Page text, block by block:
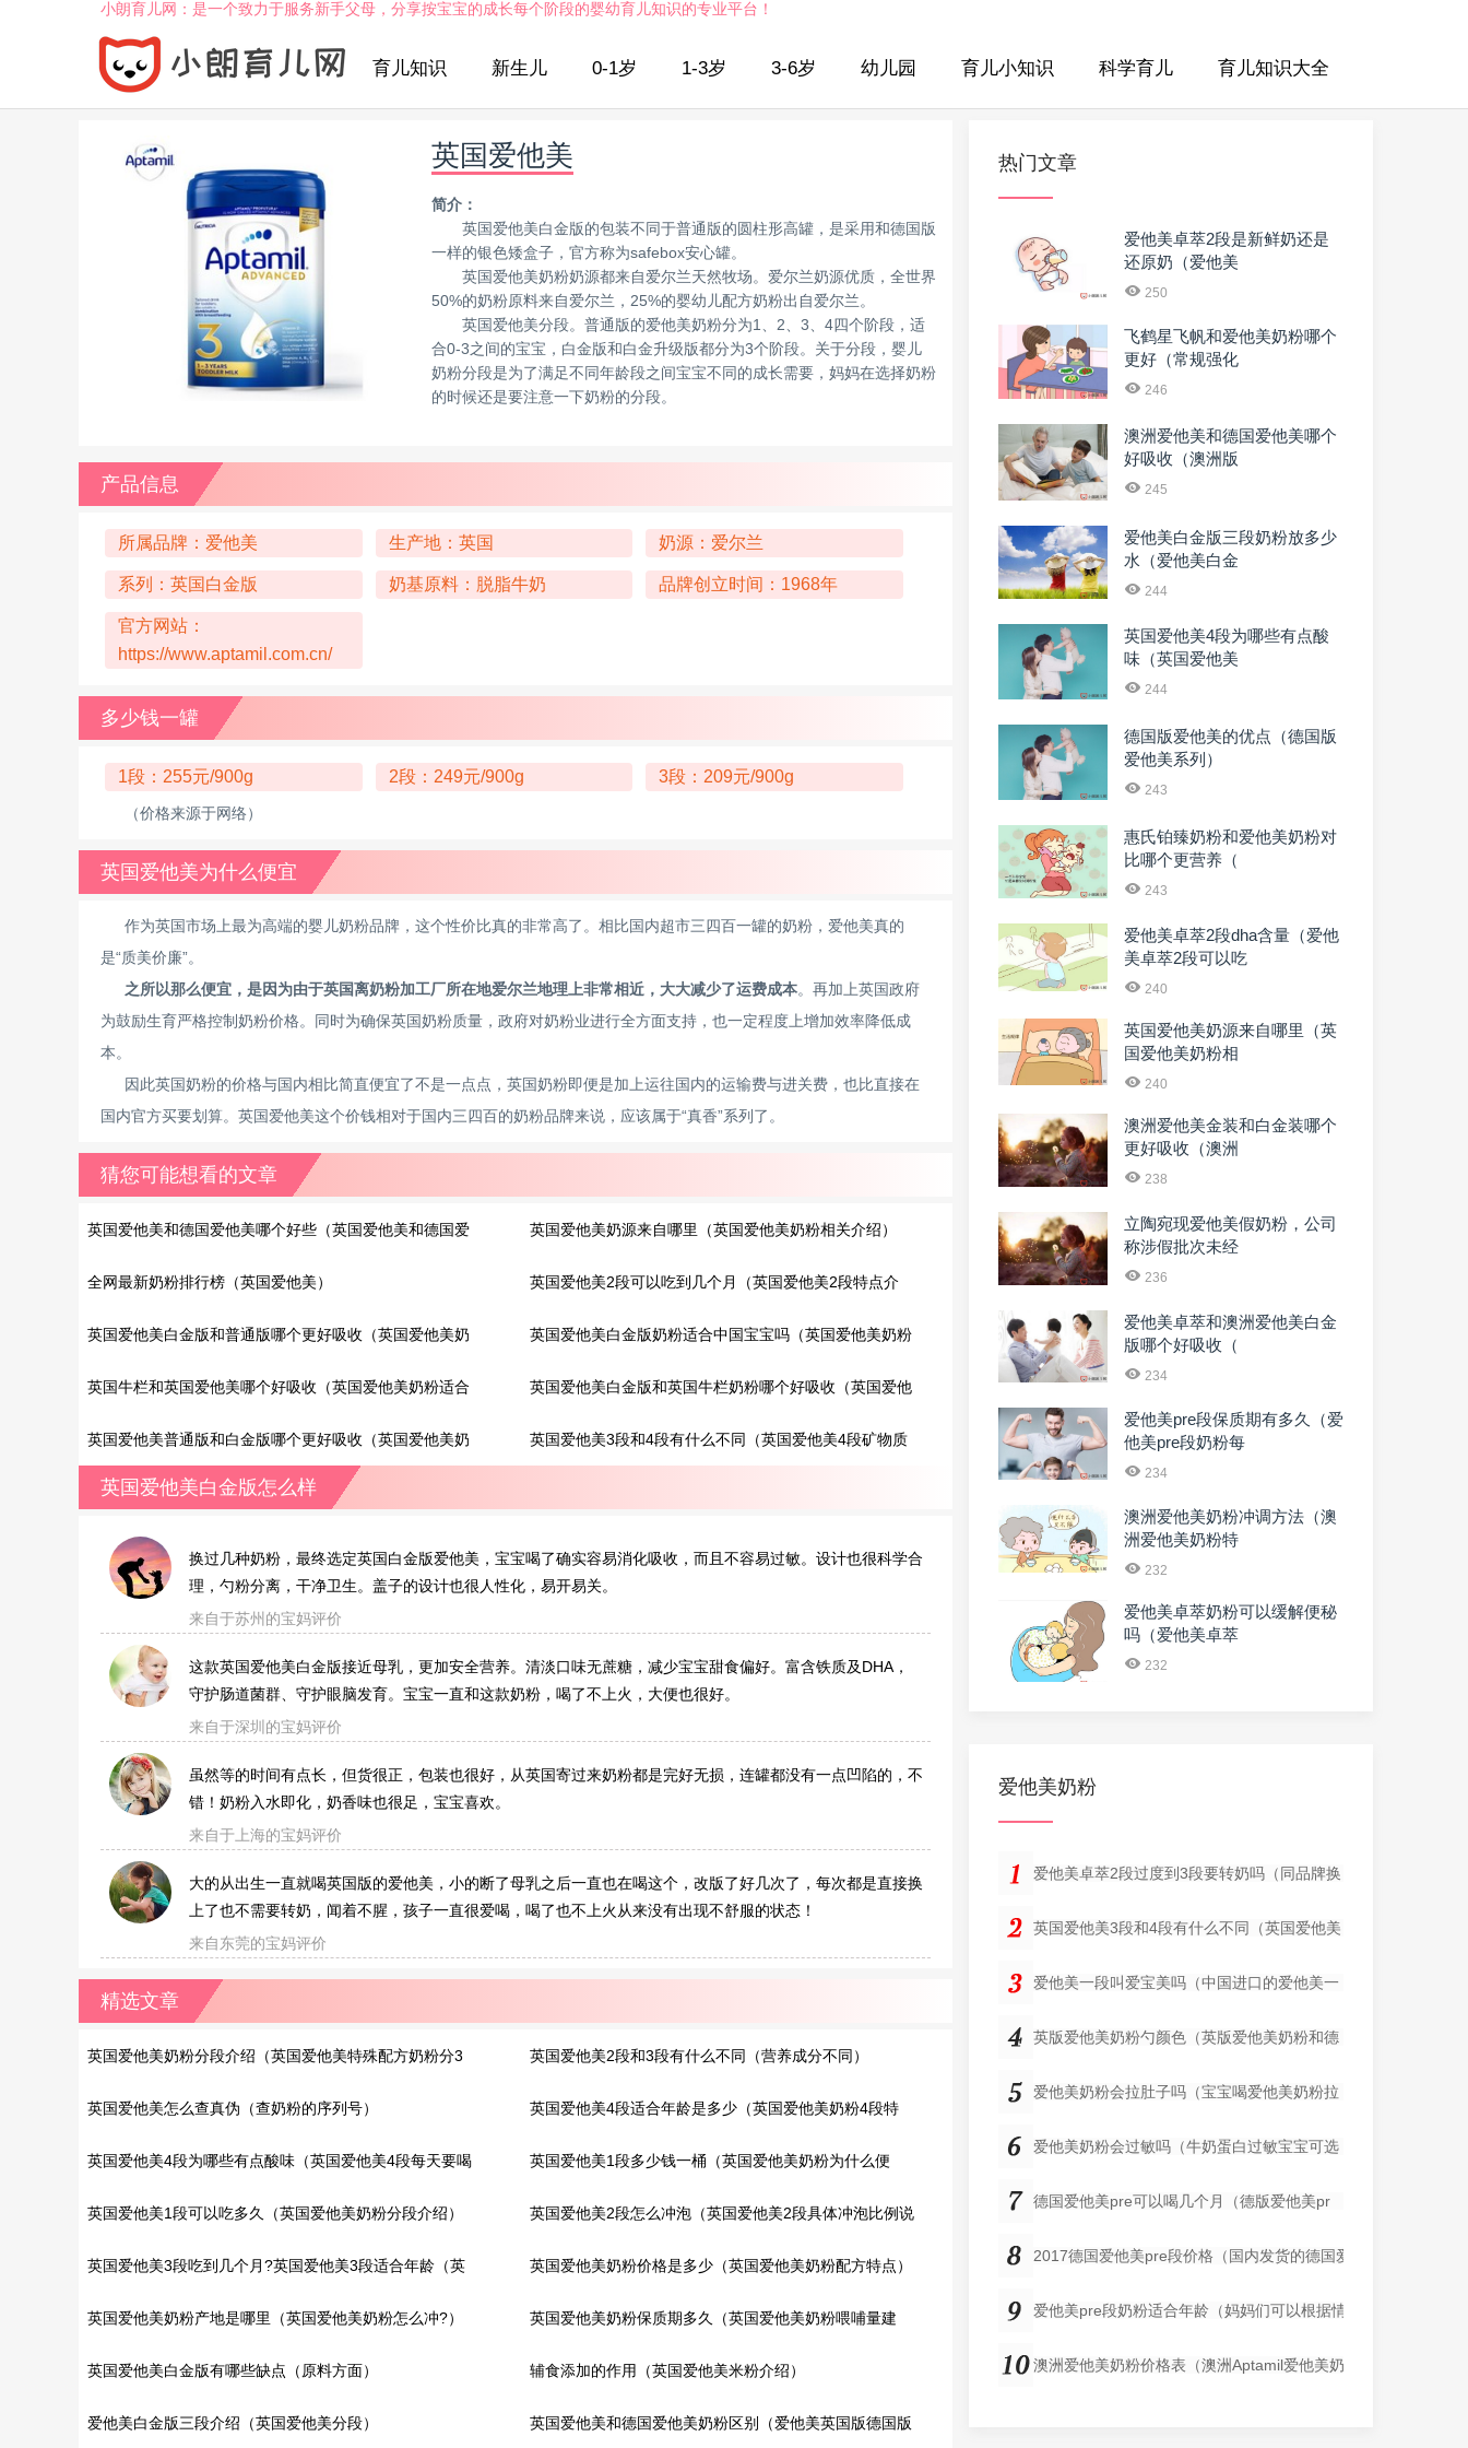
小朗育儿网：是一个致力于服务新手父母，分享按宝宝的成长每个阶段的婴幼育儿知识的专业平台！
育儿知识 新生儿 0-1岁 1-3岁 3-6岁 幼儿园 育儿小知识 科学育儿 育儿知识大全
英国爱他美
简介：
英国爱他美白金版的包装不同于普通版的圆柱形高罐，是采用和德国版
一样的银色矮盒子，官方称为safebox安心罐。
英国爱他美奶粉奶源都来自爱尔兰天然牧场。爱尔兰奶源优质，全世界
50%的奶粉原料来自爱尔兰，25%的婴幼儿配方奶粉出自爱尔兰。
英国爱他美分段。普通版的爱他美奶粉分为1、2、3、4四个阶段，适
合0-3之间的宝宝，白金版和白金升级版都分为3个阶段。关于分段，婴儿
奶粉分段是为了满足不同年龄段之间宝宝不同的成长需要，妈妈在选择奶粉
的时候还是要注意一下奶粉的分段。
产品信息
所属品牌：爱他美 生产地：英国 奶源：爱尔兰
系列：英国白金版 奶基原料：脱脂牛奶 品牌创立时间：1968年
官方网站：
https://www.aptamil.com.cn/
多少钱一罐
1段：255元/900g 2段：249元/900g 3段：209元/900g
（价格来源于网络）
英国爱他美为什么便宜
作为英国市场上最为高端的婴儿奶粉品牌，这个性价比真的非常高了。相比国内超市三四百一罐的奶粉，爱他美真的
是“质美价廉”。
之所以那么便宜，是因为由于英国离奶粉加工厂所在地爱尔兰地理上非常相近，大大减少了运费成本。再加上英国政府
为鼓励生育严格控制奶粉价格。同时为确保英国奶粉质量，政府对奶粉业进行全方面支持，也一定程度上增加效率降低成
本。
因此英国奶粉的价格与国内相比简直便宜了不是一点点，英国奶粉即便是加上运往国内的运输费与进关费，也比直接在
国内官方买要划算。英国爱他美这个价钱相对于国内三四百的奶粉品牌来说，应该属于“真香”系列了。
猜您可能想看的文章
英国爱他美和德国爱他美哪个好些（英国爱他美和德国爱
他美哪个好些?看口味）
英国爱他美奶源来自哪里（英国爱他美奶粉相关介绍）
全网最新奶粉排行榜（英国爱他美） 英国爱他美2段可以吃到几个月（英国爱他美2段特点介
绍）
英国爱他美白金版和普通版哪个更好吸收（英国爱他美奶
粉产地是哪里?）
英国爱他美白金版奶粉适合中国宝宝吗（英国爱他美奶粉
保质期多久?）
英国牛栏和英国爱他美哪个好吸收（英国爱他美奶粉适合
中国宝宝吗?）
英国爱他美白金版和英国牛栏奶粉哪个好吸收（英国爱他
美奶粉产地是哪里?）
英国爱他美普通版和白金版哪个更好吸收（英国爱他美奶
粉保质期多久?）
英国爱他美3段和4段有什么不同（英国爱他美4段矿物质
英国爱他美白金版怎么样
换过几种奶粉，最终选定英国白金版爱他美，宝宝喝了确实容易消化吸收，而且不容易过敏。设计也很科学合
理，勺粉分离，干净卫生。盖子的设计也很人性化，易开易关。
来自于苏州的宝妈评价
这款英国爱他美白金版接近母乳，更加安全营养。清淡口味无蔗糖，减少宝宝甜食偏好。富含铁质及DHA，
守护肠道菌群、守护眼脑发育。宝宝一直和这款奶粉，喝了不上火，大便也很好。
来自于深圳的宝妈评价
虽然等的时间有点长，但货很正，包装也很好，从英国寄过来奶粉都是完好无损，连罐都没有一点凹陷的，不
错！奶粉入水即化，奶香味也很足，宝宝喜欢。
来自于上海的宝妈评价
大的从出生一直就喝英国版的爱他美，小的断了母乳之后一直也在喝这个，改版了好几次了，每次都是直接换
上了也不需要转奶，闻着不腥，孩子一直很爱喝，喝了也不上火从来没有出现不舒服的状态！
来自东莞的宝妈评价
精选文章
英国爱他美奶粉分段介绍（英国爱他美特殊配方奶粉分3
种）
英国爱他美2段和3段有什么不同（营养成分不同）
英国爱他美怎么查真伪（查奶粉的序列号） 英国爱他美4段适合年龄是多少（英国爱他美奶粉4段特
点）
英国爱他美4段为哪些有点酸味（英国爱他美4段每天要喝
多少?）
英国爱他美1段多少钱一桶（英国爱他美奶粉为什么便
宜?）
英国爱他美1段可以吃多久（英国爱他美奶粉分段介绍） 英国爱他美2段怎么冲泡（英国爱他美2段具体冲泡比例说
明）
英国爱他美3段吃到几个月?英国爱他美3段适合年龄（英
国爱他美2段和3段的区别）
英国爱他美奶粉价格是多少（英国爱他美奶粉配方特点）
英国爱他美奶粉产地是哪里（英国爱他美奶粉怎么冲?） 英国爱他美奶粉保质期多久（英国爱他美奶粉喂哺量建
议）
英国爱他美白金版有哪些缺点（原料方面） 辅食添加的作用（英国爱他美米粉介绍）
爱他美白金版三段介绍（英国爱他美分段） 英国爱他美和德国爱他美奶粉区别（爱他美英国版德国版
热门文章
爱他美卓萃2段是新鲜奶还是
还原奶（爱他美
250
飞鹤星飞帆和爱他美奶粉哪个
更好（常规强化
246
澳洲爱他美和德国爱他美哪个
好吸收（澳洲版
245
爱他美白金版三段奶粉放多少
水（爱他美白金
244
英国爱他美4段为哪些有点酸
味（英国爱他美
244
德国版爱他美的优点（德国版
爱他美系列）
243
惠氏铂臻奶粉和爱他美奶粉对
比哪个更营养（
243
爱他美卓萃2段dha含量（爱他
美卓萃2段可以吃
240
英国爱他美奶源来自哪里（英
国爱他美奶粉相
240
澳洲爱他美金装和白金装哪个
更好吸收（澳洲
238
立陶宛现爱他美假奶粉，公司
称涉假批次未经
236
爱他美卓萃和澳洲爱他美白金
版哪个好吸收（
234
爱他美pre段保质期有多久（爱
他美pre段奶粉每
234
澳洲爱他美奶粉冲调方法（澳
洲爱他美奶粉特
232
爱他美卓萃奶粉可以缓解便秘
吗（爱他美卓萃
232
爱他美奶粉
爱他美卓萃2段过度到3段要转奶吗（同品牌换
英国爱他美3段和4段有什么不同（英国爱他美
爱他美一段叫爱宝美吗（中国进口的爱他美一
英版爱他美奶粉勺颜色（英版爱他美奶粉和德
爱他美奶粉会拉肚子吗（宝宝喝爱他美奶粉拉
爱他美奶粉会过敏吗（牛奶蛋白过敏宝宝可选
德国爱他美pre可以喝几个月（德版爱他美pr
2017德国爱他美pre段价格（国内发货的德国爱
爱他美pre段奶粉适合年龄（妈妈们可以根据情
澳洲爱他美奶粉价格表（澳洲Aptamil爱他美奶